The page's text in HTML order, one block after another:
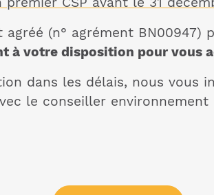
(n° agrément BN00947)
à votre disposition pour vous
dans les délais, nous vous
le conseiller